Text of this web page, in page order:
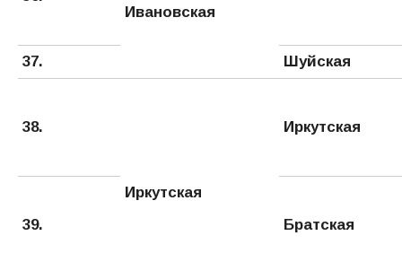
Ивановская
37. Шуйская
38.
Иркутская
Иркутская
39. Братская